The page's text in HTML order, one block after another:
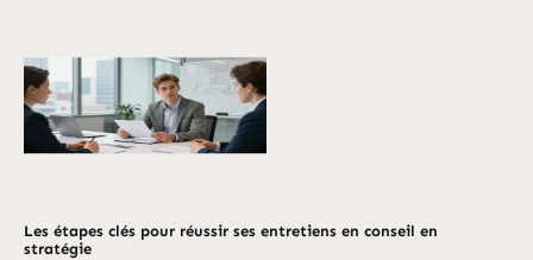
Les étapes clés pour réussir ses entretiens en conseil en
stratégie